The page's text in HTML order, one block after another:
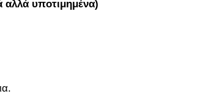
αλλά υποτιμημένα)